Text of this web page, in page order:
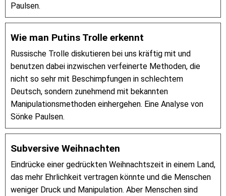
Paulsen.
Wie man Putins Trolle erkennt
Russische Trolle diskutieren bei uns kräftig mit und
benutzen dabei inzwischen verfeinerte Methoden, die
nicht so sehr mit Beschimpfungen in schlechtem
Deutsch, sondern zunehmend mit bekannten
Manipulationsmethoden einhergehen. Eine Analyse von
Sönke Paulsen.
Subversive Weihnachten
Eindrücke einer gedrückten Weihnachtszeit in einem Land,
das mehr Ehrlichkeit vertragen könnte und die Menschen
weniger Druck und Manipulation. Aber Menschen sind